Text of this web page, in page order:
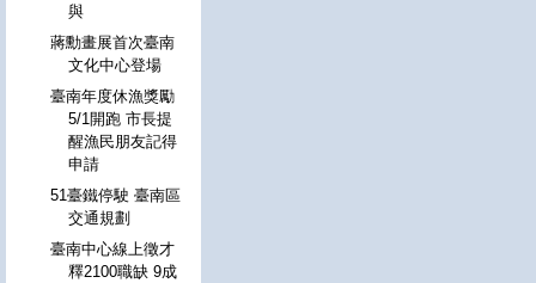
與
蔣勳畫展首次臺南
文化中心登場
臺南年度休漁獎勵
5/1開跑 市長提
醒漁民朋友記得
申請
51臺鐵停駛 臺南區
交通規劃
臺南中心線上徵才
釋2100職缺 9成